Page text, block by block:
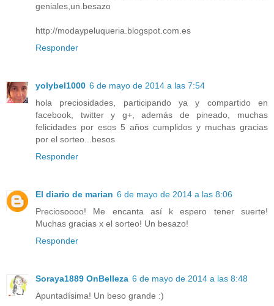
geniales,un.besazo
http://modaypeluqueria.blogspot.com.es
Responder
yolybel1000 6 de mayo de 2014 a las 7:54
hola preciosidades, participando ya y compartido en
facebook, twitter y g+, además de pineado, muchas
felicidades por esos 5 años cumplidos y muchas gracias
por el sorteo...besos
Responder
El diario de marian 6 de mayo de 2014 a las 8:06
Preciosoooo! Me encanta así k espero tener suerte!
Muchas gracias x el sorteo! Un besazo!
Responder
Soraya1889 OnBelleza 6 de mayo de 2014 a las 8:48
Apuntadísima! Un beso grande :)